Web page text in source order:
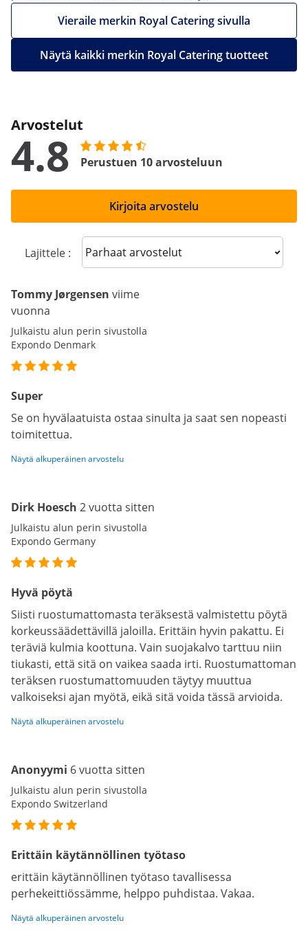
Vieraile merkin Royal Catering sivulla
Näytä kaikki merkin Royal Catering tuotteet
Arvostelut
4.8 Perustuen 10 arvosteluun
Kirjoita arvostelu
Lajittele : Sort reviews
Tommy Jørgensen viime
vuonna
Julkaistu alun perin sivustolla
Expondo Denmark
Super
Se on hyvälaatuista ostaa sinulta ja saat sen nopeasti
toimitettua.
Näytä alkuperäinen arvostelu
Dirk Hoesch 2 vuotta sitten
Julkaistu alun perin sivustolla
Expondo Germany
Hyvä pöytä
Siisti ruostumattomasta teräksestä valmistettu pöytä
korkeussäädettävillä jaloilla. Erittäin hyvin pakattu. Ei
teräviä kulmia koottuna. Vain suojakalvo tarttuu niin
tiukasti, että sitä on vaikea saada irti. Ruostumattoman
teräksen ruostumattomuuden täytyy muuttua
valkoiseksi ajan myötä, eikä sitä voida tässä arvioida.
Näytä alkuperäinen arvostelu
Anonyymi 6 vuotta sitten
Julkaistu alun perin sivustolla
Expondo Switzerland
Erittäin käytännöllinen työtaso
erittäin käytännöllinen työtaso tavallisessa
perhekeittiössämme, helppo puhdistaa. Vakaa.
Näytä alkuperäinen arvostelu